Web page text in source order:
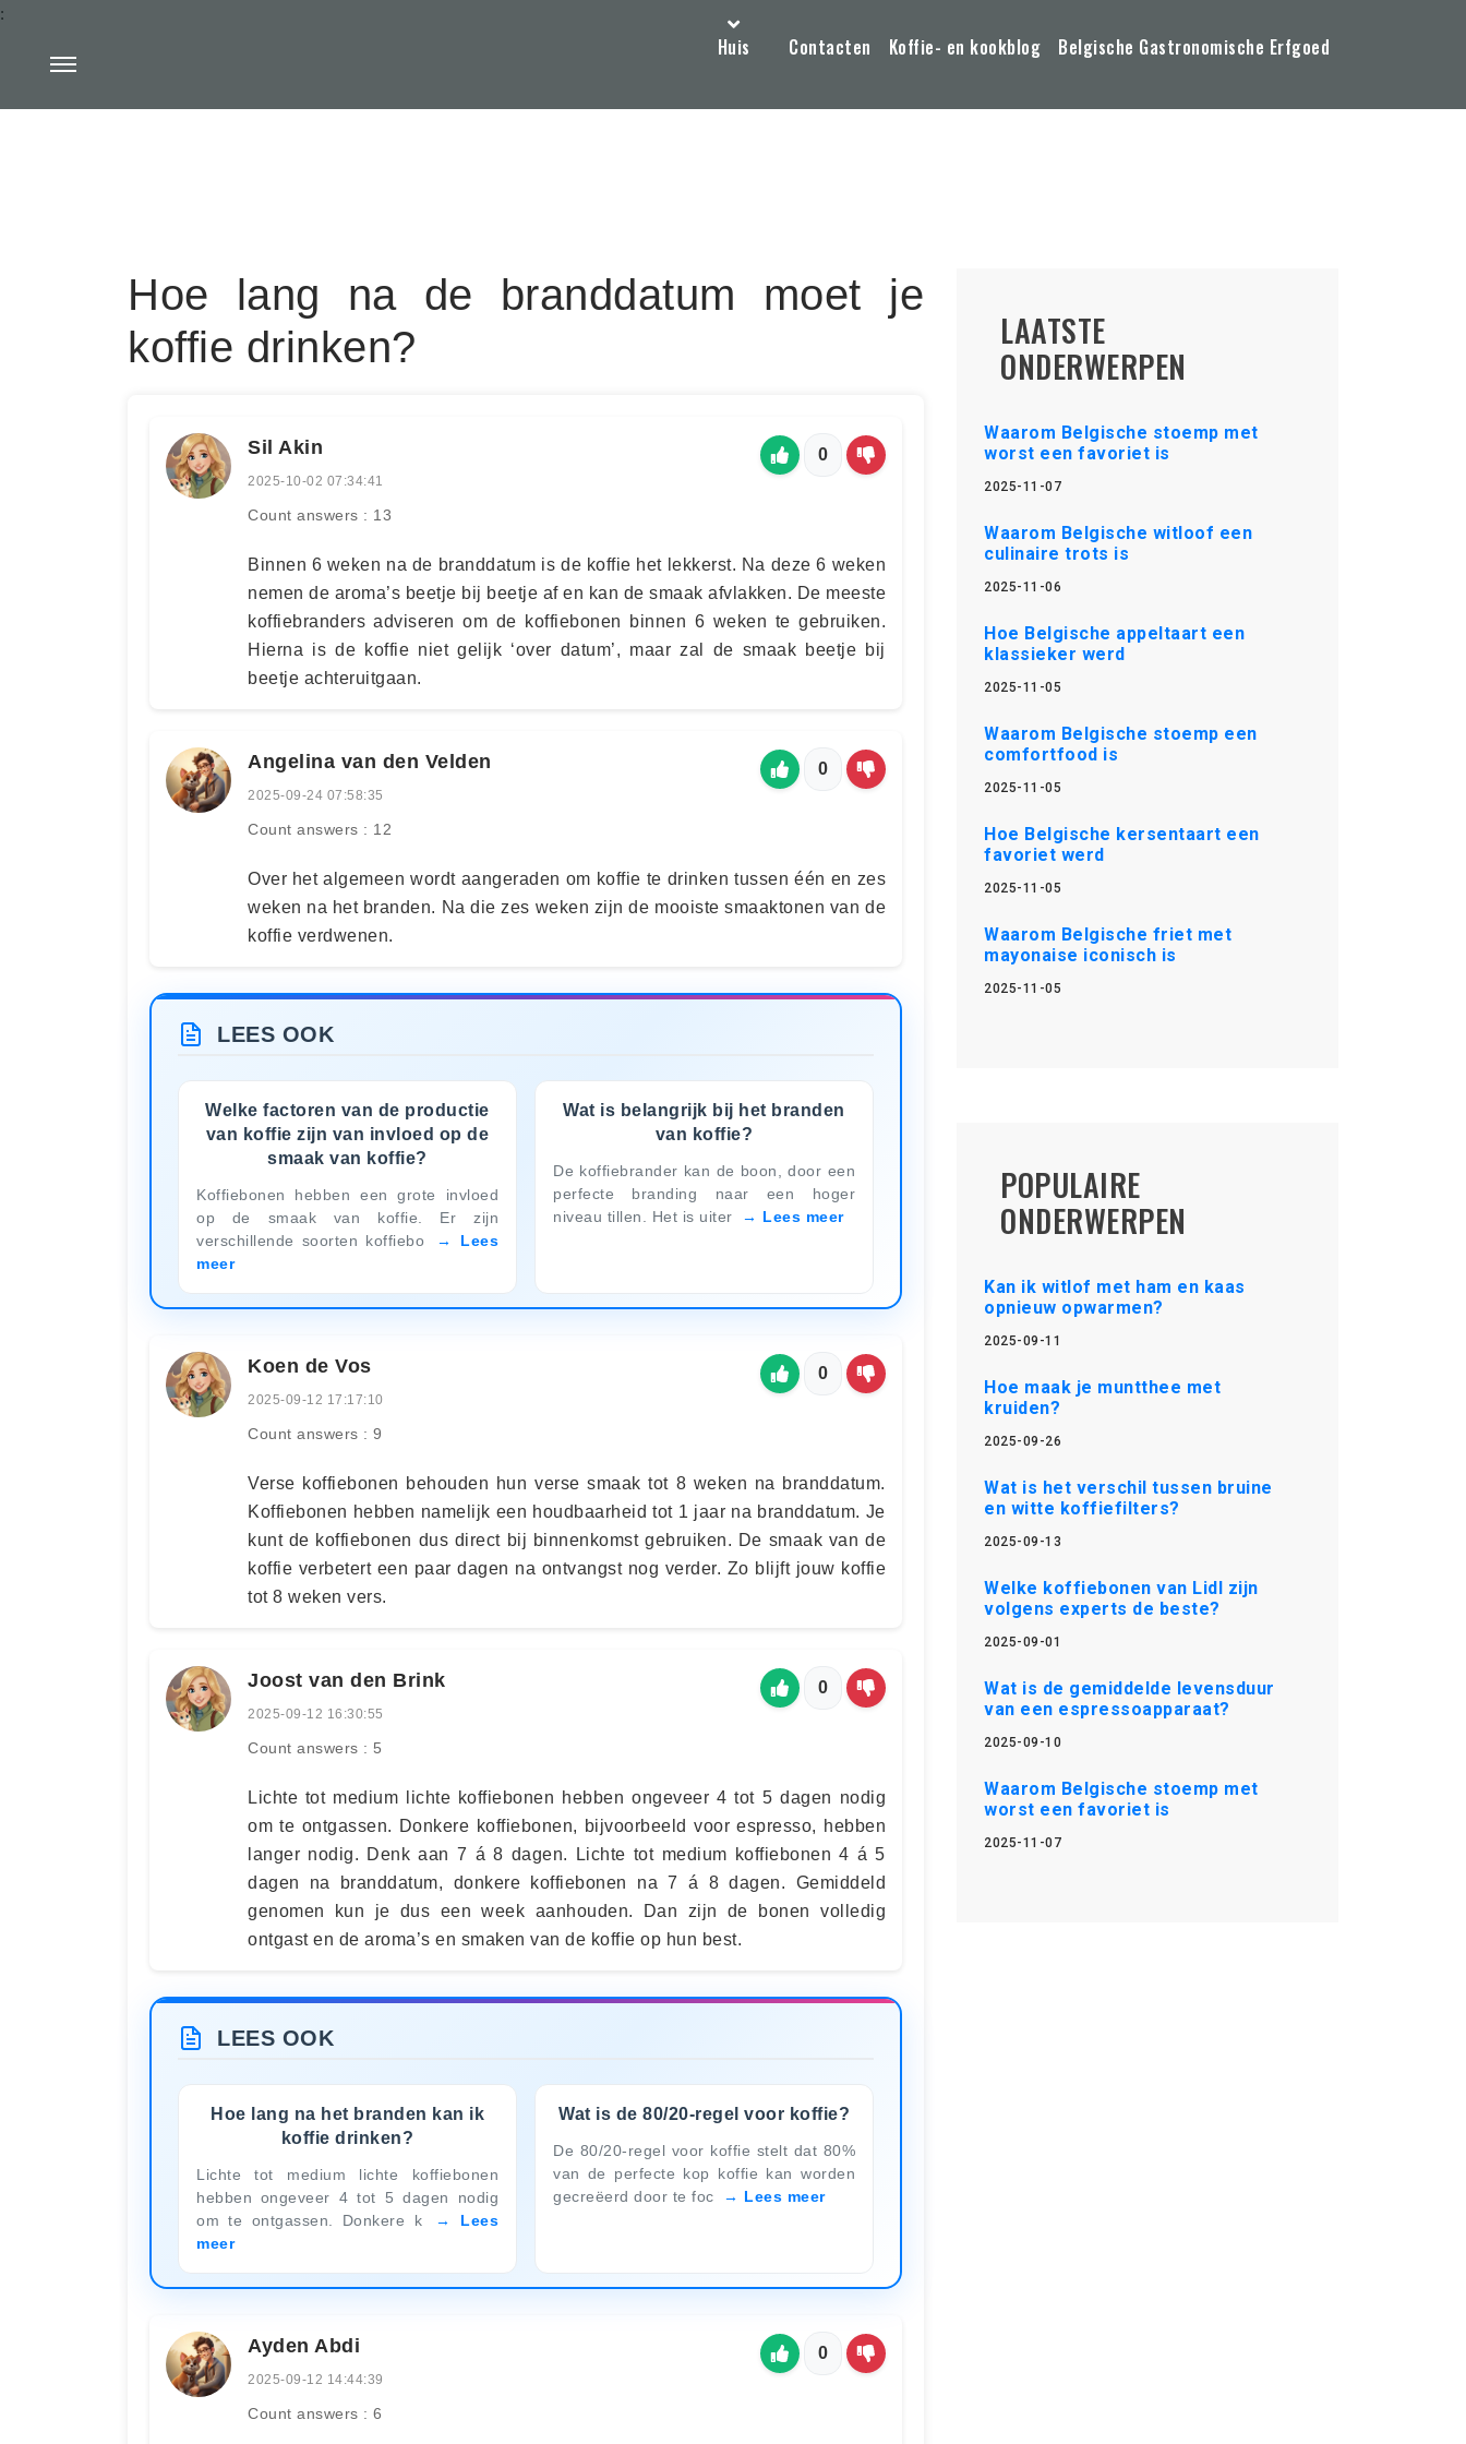
Huis Contacten Koffie- en kookblog Belgische Gastronomische Erfgoed
:
Hoe lang na de branddatum moet je
koffie drinken?
Sil Akin
2025-10-02 07:34:41
Count answers : 13
0
Binnen 6 weken na de branddatum is de koffie het lekkerst. Na deze 6 weken
nemen de aroma’s beetje bij beetje af en kan de smaak afvlakken. De meeste
koffiebranders adviseren om de koffiebonen binnen 6 weken te gebruiken.
Hierna is de koffie niet gelijk ‘over datum’, maar zal de smaak beetje bij
beetje achteruitgaan.
Angelina van den Velden
2025-09-24 07:58:35
Count answers : 12
0
Over het algemeen wordt aangeraden om koffie te drinken tussen één en zes
weken na het branden. Na die zes weken zijn de mooiste smaaktonen van de
koffie verdwenen.
LEES OOK
Welke factoren van de productie
van koffie zijn van invloed op de
smaak van koffie?
Koffiebonen hebben een grote invloed
op de smaak van koffie. Er zijn
verschillende soorten koffiebo
Lees
meer
Wat is belangrijk bij het branden
van koffie?
De koffiebrander kan de boon, door een
perfecte branding naar een hoger
niveau tillen. Het is uiter
Lees meer
Koen de Vos
2025-09-12 17:17:10
Count answers : 9
0
Verse koffiebonen behouden hun verse smaak tot 8 weken na branddatum.
Koffiebonen hebben namelijk een houdbaarheid tot 1 jaar na branddatum. Je
kunt de koffiebonen dus direct bij binnenkomst gebruiken. De smaak van de
koffie verbetert een paar dagen na ontvangst nog verder. Zo blijft jouw koffie
tot 8 weken vers.
Joost van den Brink
2025-09-12 16:30:55
Count answers : 5
0
Lichte tot medium lichte koffiebonen hebben ongeveer 4 tot 5 dagen nodig
om te ontgassen. Donkere koffiebonen, bijvoorbeeld voor espresso, hebben
langer nodig. Denk aan 7 á 8 dagen. Lichte tot medium koffiebonen 4 á 5
dagen na branddatum, donkere koffiebonen na 7 á 8 dagen. Gemiddeld
genomen kun je dus een week aanhouden. Dan zijn de bonen volledig
ontgast en de aroma’s en smaken van de koffie op hun best.
LEES OOK
Hoe lang na het branden kan ik
koffie drinken?
Lichte tot medium lichte koffiebonen
hebben ongeveer 4 tot 5 dagen nodig
om te ontgassen. Donkere k
Lees
meer
Wat is de 80/20-regel voor koffie?
De 80/20-regel voor koffie stelt dat 80%
van de perfecte kop koffie kan worden
gecreëerd door te foc
Lees meer
Ayden Abdi
2025-09-12 14:44:39
Count answers : 6
0
LAATSTE
ONDERWERPEN
Waarom Belgische stoemp met
worst een favoriet is
2025-11-07
Waarom Belgische witloof een
culinaire trots is
2025-11-06
Hoe Belgische appeltaart een
klassieker werd
2025-11-05
Waarom Belgische stoemp een
comfortfood is
2025-11-05
Hoe Belgische kersentaart een
favoriet werd
2025-11-05
Waarom Belgische friet met
mayonaise iconisch is
2025-11-05
POPULAIRE
ONDERWERPEN
Kan ik witlof met ham en kaas
opnieuw opwarmen?
2025-09-11
Hoe maak je muntthee met
kruiden?
2025-09-26
Wat is het verschil tussen bruine
en witte koffiefilters?
2025-09-13
Welke koffiebonen van Lidl zijn
volgens experts de beste?
2025-09-01
Wat is de gemiddelde levensduur
van een espressoapparaat?
2025-09-10
Waarom Belgische stoemp met
worst een favoriet is
2025-11-07